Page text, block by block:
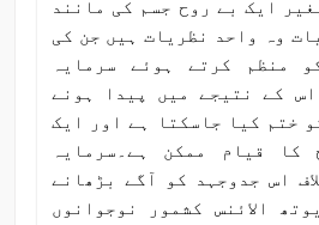
ایک بے روح جسم کی مانند
وہ واحد نظریات ہیں جن کی
منظم کرتے ہوئے سرمایہ
کے نتیجے میں پیدا ہونے
ختم کیا جاسکتا ہے اور ایک
کا قیام ممکن ہے۔سرمایہ
اس جدوجہد کو آگے بڑھانے
الائنس کشمور نوجوانوں